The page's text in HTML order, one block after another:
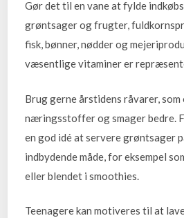
Gør det til en vane at fylde
grøntsager og frugter,
fisk, bønner, nødder og
væsentlige vitaminer er
Brug gerne årstidens råvarer,
næringsstoffer og smager bedre.
en god idé at servere grøntsager
indbydende måde, for eksempel
eller blendet i smoothies.
Teenagere kan motiveres til at